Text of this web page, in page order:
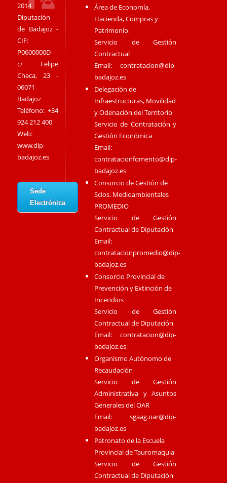
2014
Diputación
de Badajoz -
CIF:
P0600000D
c/ Felipe
Checa, 23 -
06071
Badajoz
Teléfono: +34
924 212 400
Web:
www.dip-
badajoz.es
Sede
Electrónica
Área de Economía,
Hacienda, Compras y
Patrimonio
Servicio de Gestión
Contractual
Email:contratacion@dip-
badajoz.es
Delegación de
Infraestructuras, Movilidad
y Odenación del Territorio
Servicio de Contratación y
Gestión Económica
Email:
contratacionfomento@dip-
badajoz.es
Consorcio de Gestión de
Scios. Medioambientales
PROMEDIO
Servicio de Gestión
Contractual de Diputación
Email:
contratacionpromedio@dip-
badajoz.es
Consorcio Provincial de
Prevención y Extinción de
Incendios
Servicio de Gestión
Contractual de Diputación
Email:contratacion@dip-
badajoz.es
Organismo Autónomo de
Recaudación
Servicio de Gestión
Administrativa y Asuntos
Generales del OAR
Email:sgaag.oar@dip-
badajoz.es
Patronato de la Escuela
Provincial de Tauromaquia
Servicio de Gestión
Contractual de Diputación